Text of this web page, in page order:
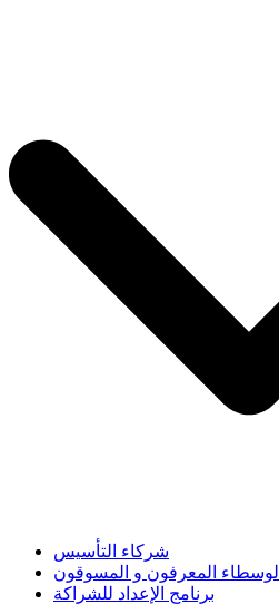
شركاء التأسيس
الوسطاء المعرفون و المسوقون
برنامج الإعداد للشراكة